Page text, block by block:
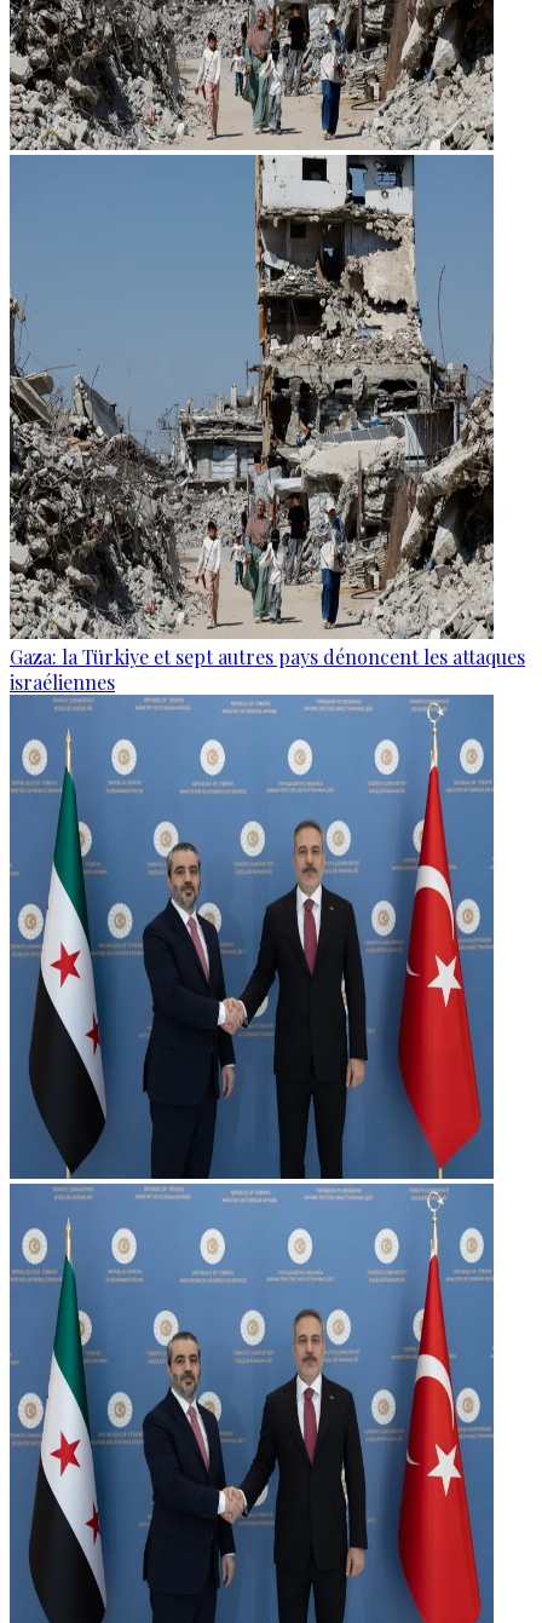
Gaza: la Türkiye et sept autres pays dénoncent les attaques
israéliennes